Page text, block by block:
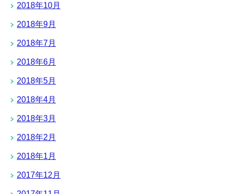
2018年10月
2018年9月
2018年7月
2018年6月
2018年5月
2018年4月
2018年3月
2018年2月
2018年1月
2017年12月